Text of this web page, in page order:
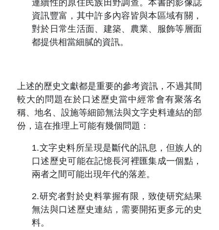
連續性的原住民族田野調查。本書的影像誌
資訊豐富，其中許多內容皆與本區域有關，
對於日常生活面、建築、農業、服飾等層面
都提供相當細膩的資訊。
上述的歷史文獻都是重要的參考資訊，不過其間
較大的問題在於口述歷史當中經常會有聚落名
稱、地名、設施等細節無法與文字史料連結的部
份，這在推理上可能有幾個問題：
1.文字史料所呈現是斷代的訊息，但族人的
口述歷史可能在記憶長河裡匯集成一個點，
兩者之間可能出現年代的落差。
2.研究者對於史料掌握有限，致使研究結果
無法與口述歷史連結，需要開拓更多元的史
料。